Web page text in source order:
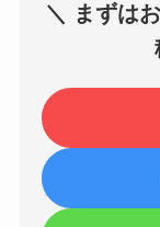
＼ まずは